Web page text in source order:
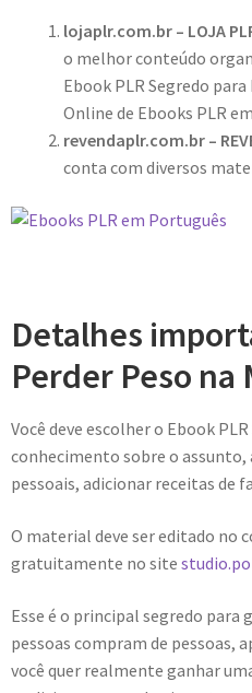
lojaplr.com.br – LOJA
o melhor conteúdo
Ebook PLR Segredo
Online de Ebooks PLR
revendaplr.com.br –
conta com diversos
Detalhes
Perder Peso na
Você deve escolher o Ebook
conhecimento sobre o
pessoais, adicionar receitas de
O material deve ser editado no
gratuitamente no site
Esse é o principal segredo para
pessoas compram de pessoas,
você quer realmente ganhar